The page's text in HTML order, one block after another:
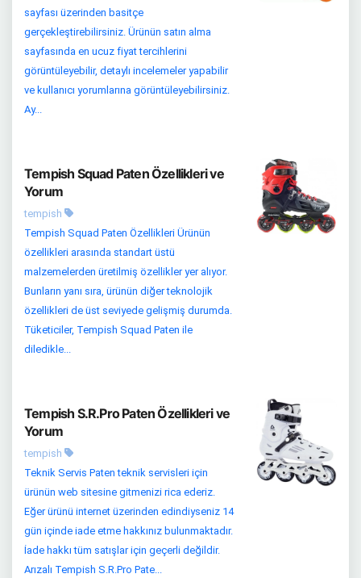
sayfası üzerinden basitçe
gerçekleştirebilirsiniz. Ürünün satın alma
sayfasında en ucuz fiyat tercihlerini
görüntüleyebilir, detaylı incelemeler yapabilir
ve kullanıcı yorumlarına görüntüleyebilirsiniz.
Ay...
Tempish Squad Paten Özellikleri ve
Yorum
tempish
Tempish Squad Paten Özellikleri Ürünün
özellikleri arasında standart üstü
malzemelerden üretilmiş özellikler yer alıyor.
Bunların yanı sıra, ürünün diğer teknolojik
özellikleri de üst seviyede gelişmiş durumda.
Tüketiciler, Tempish Squad Paten ile
diledikle...
Tempish S.R.Pro Paten Özellikleri ve
Yorum
tempish
Teknik Servis Paten teknik servisleri için
ürünün web sitesine gitmenizi rica ederiz.
Eğer ürünü internet üzerinden edindiyseniz 14
gün içinde iade etme hakkınız bulunmaktadır.
İade hakkı tüm satışlar için geçerli değildir.
Arızalı Tempish S.R.Pro Pate...